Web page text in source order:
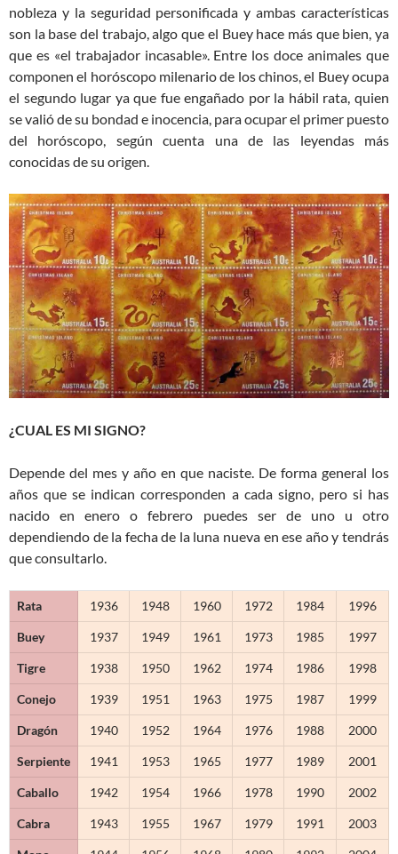
nobleza y la seguridad personificada y ambas características
son la base del trabajo, algo que el Buey hace más que bien, ya
que es «el trabajador incasable». Entre los doce animales que
componen el horóscopo milenario de los chinos, el Buey ocupa
el segundo lugar ya que fue engañado por la hábil rata, quien
se valió de su bondad e inocencia, para ocupar el primer puesto
del horóscopo, según cuenta una de las leyendas más
conocidas de su origen.
¿CUAL ES MI SIGNO?
Depende del mes y año en que naciste. De forma general los
años que se indican corresponden a cada signo, pero si has
nacido en enero o febrero puedes ser de uno u otro
dependiendo de la fecha de la luna nueva en ese año y tendrás
que consultarlo.
Rata 1936 1948 1960 1972 1984 1996
Buey 1937 1949 1961 1973 1985 1997
Tigre 1938 1950 1962 1974 1986 1998
Conejo 1939 1951 1963 1975 1987 1999
Dragón 1940 1952 1964 1976 1988 2000
Serpiente 1941 1953 1965 1977 1989 2001
Caballo 1942 1954 1966 1978 1990 2002
Cabra 1943 1955 1967 1979 1991 2003